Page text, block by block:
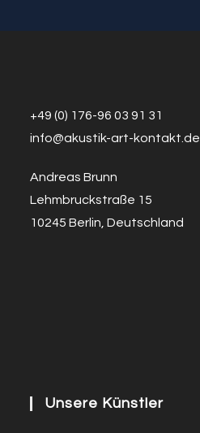
+49 (0) 176-96 03 91 31
info@akustik-art-kontakt.de
Andreas Brunn
Lehmbruckstraße 15
10245 Berlin, Deutschland
Unsere Künstler